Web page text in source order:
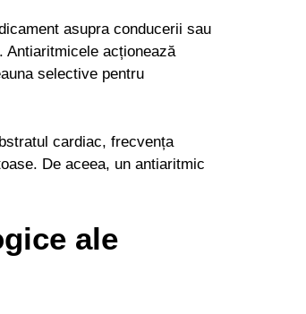
asupra conducerii sau
acționează
selective pentru
cardiac, frecvența
De aceea, un antiaritmic
ale